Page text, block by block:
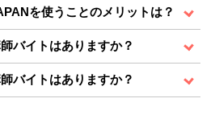
を使うことのメリットは？
バイトはありますか？
バイトはありますか？